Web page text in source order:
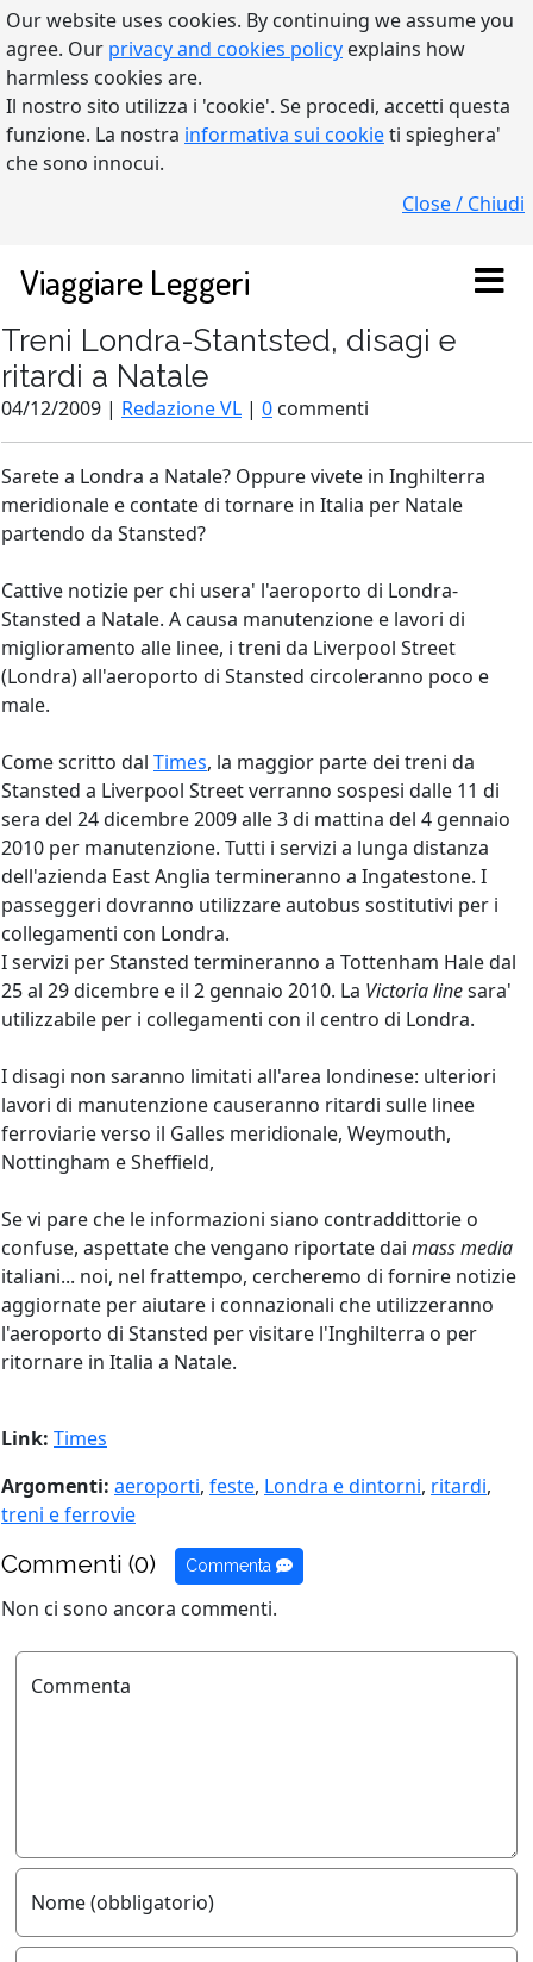
Our website uses cookies. By continuing we assume you
agree. Our privacy and cookies policy explains how
harmless cookies are.
Il nostro sito utilizza i 'cookie'. Se procedi, accetti questa
funzione. La nostra informativa sui cookieti spieghera'
che sono innocui.
Close / Chiudi
Viaggiare Leggeri
Treni Londra-Stantsted, disagi e
ritardi a Natale
04/12/2009 | Redazione VL | 0 commenti
Sarete a Londra a Natale? Oppure vivete in Inghilterra
meridionale e contate di tornare in Italia per Natale
partendo da Stansted?
Cattive notizie per chi usera' l'aeroporto di Londra-
Stansted a Natale. A causa manutenzione e lavori di
miglioramento alle linee, i treni da Liverpool Street
(Londra) all'aeroporto di Stansted circoleranno poco e
male.
Come scritto dal Times, la maggior parte dei treni da
Stansted a Liverpool Street verranno sospesi dalle 11 di
sera del 24 dicembre 2009 alle 3 di mattina del 4 gennaio
2010 per manutenzione. Tutti i servizi a lunga distanza
dell'azienda East Anglia termineranno a Ingatestone. I
passeggeri dovranno utilizzare autobus sostitutivi per i
collegamenti con Londra.
I servizi per Stansted termineranno a Tottenham Hale dal
25 al 29 dicembre e il 2 gennaio 2010. La Victoria linesara'
utilizzabile per i collegamenti con il centro di Londra.
I disagi non saranno limitati all'area londinese: ulteriori
lavori di manutenzione causeranno ritardi sulle linee
ferroviarie verso il Galles meridionale, Weymouth,
Nottingham e Sheffield,
Se vi pare che le informazioni siano contraddittorie o
confuse, aspettate che vengano riportate dai mass media
italiani... noi, nel frattempo, cercheremo di fornire notizie
aggiornate per aiutare i connazionali che utilizzeranno
l'aeroporto di Stansted per visitare l'Inghilterra o per
ritornare in Italia a Natale.
Link: Times
Argomenti: aeroporti, feste, Londra e dintorni, ritardi,
treni e ferrovie
Commenti (0) Commenta
Non ci sono ancora commenti.
Commenta
Nome (obbligatorio)